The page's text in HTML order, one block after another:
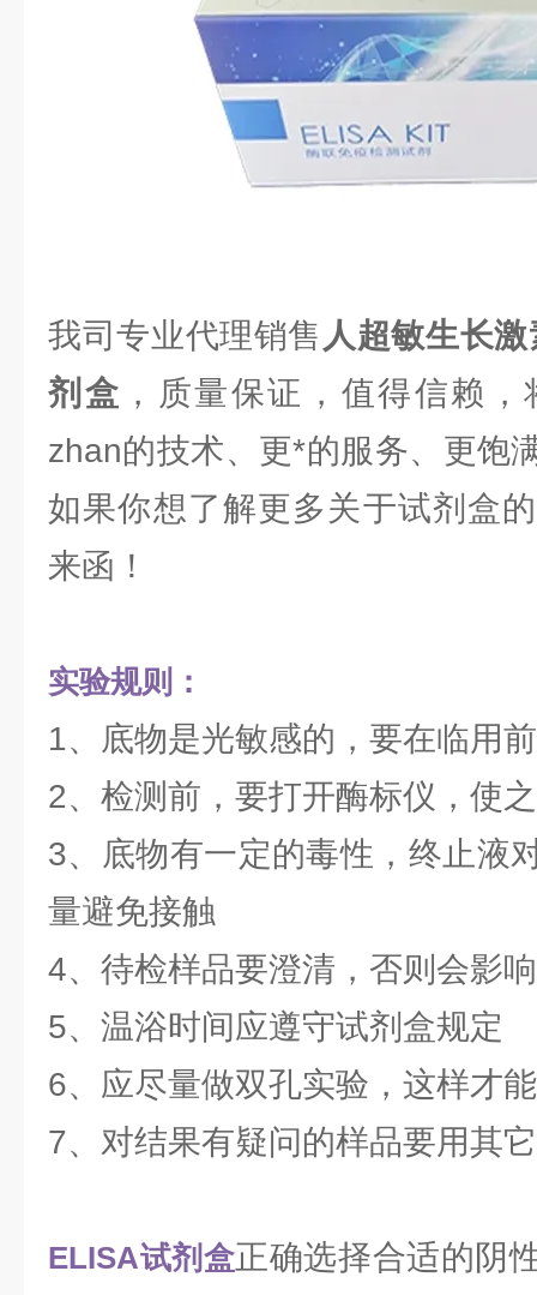
我司专业代理销售 人超敏生长
剂盒 ，质量保证，值得信赖
zhan的技术、更*的服务、更饱
如果你想了解更多关于试剂盒
来函！
实验规则：
1、底物是光敏感的，要在临用
2、检测前，要打开酶标仪，使
3、底物有一定的毒性，终止液
量避免接触
4、待检样品要澄清，否则会影
5、温浴时间应遵守试剂盒规定
6、应尽量做双孔实验，这样才
7、对结果有疑问的样品要用其
ELISA试剂盒正确选择合适的阴